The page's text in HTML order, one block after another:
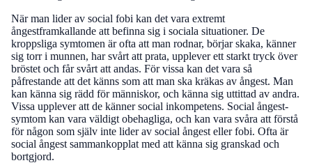
När man lider av social fobi kan det vara extremt
ångestframkallande att befinna sig i sociala situationer. De
kroppsliga symtomen är ofta att man rodnar, börjar skaka, känner
sig torr i munnen, har svårt att prata, upplever ett starkt tryck över
bröstet och får svårt att andas. För vissa kan det vara så
påfrestande att det känns som att man ska kräkas av ångest. Man
kan känna sig rädd för människor, och känna sig uttittad av andra.
Vissa upplever att de känner social inkompetens. Social ångest-
symtom kan vara väldigt obehagliga, och kan vara svåra att förstå
för någon som själv inte lider av social ångest eller fobi. Ofta är
social ångest sammankopplat med att känna sig granskad och
bortgjord.